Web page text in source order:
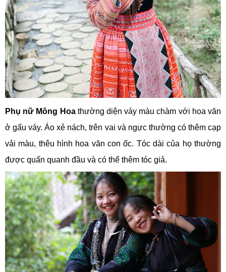
Phụ nữ Mông Hoathường diện váy màu chàm với hoa văn
ở gấu váy. Áo xẻ nách, trên vai và ngực thường có thêm cạp
vải màu, thêu hình hoa văn con ốc. Tóc dài của họ thường
được quấn quanh đầu và có thể thêm tóc giả.